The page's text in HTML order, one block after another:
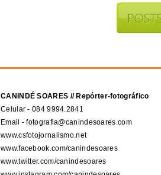
CANINDÉ SOARES // Repórter-fotográfico
Celular - 084 9994.2841
Email - fotografia@canindesoares.com
www.csfotojornalismo.net
www.facebook.com/canindesoares
www.twitter.com/canindesoares